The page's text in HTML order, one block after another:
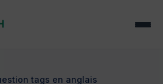
tags en anglais